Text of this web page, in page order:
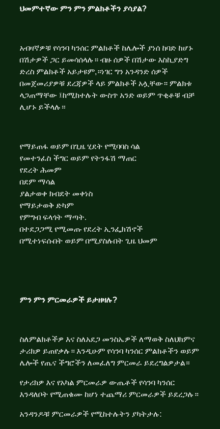
ህመምተኛው ምን ምን ምልክቶችን ያሳያል?
አብዛኛዎቹ የሳንባ ካንሰር ምልክቶች ከሌሎች ያነሰ ከባድ ከሆኑ
በሽታዎች ጋር ይመሳሰላሉ። ብዙ ሰዎች በሽታው እስኪያድግ
ድረስ ምልክቶች አይታዩም,።ነገር ግን አንዳንድ ሰዎች
በመጀመሪያዎቹ ደረጃዎች ላይ ምልክቶች አሏቸው። ምልክቱ
ላጋጠማቸው ፤ከሚከተሉት ውስጥ አንድ ወይም ጥቂቶቹ ብቻ
ሊሆኑ ይችላሉ።
የማይጠፋ ወይም በጊዜ ሂደት የሚባባስ ሳል
የመተንፈስ ችግር ወይም የትንፋሽ ማጠር
የደረት ሕመም
በደም ማሳል
ያልታወቀ ክብደት መቀነስ
የማይታወቅ ድካም
የምግብ ፍላጎት ማጣት.
በተደጋጋሚ የሚመጡ የደረት ኢንፌክሽኖች
በሚተነፍሱበት ወይም በሚያስሉበት ጊዜ ህመም
ምን ምን ምርመራዎች ይታዘዛሉ?
ስለምልክቶችዎ እና ስለአደጋ መንስኤዎች ለማወቅ ስለህክምና
ታሪክዎ ይጠየቃሉ። እንዲሁም የሳንባ ካንሰር ምልክቶችን ወይም
ሌሎች የጤና ችግሮችን ለመፈለግ ምርመራ ይደረግልዎታል።
የታሪክዎ እና የአካል ምርመራዎ ውጤቶች የሳንባ ካንሰር
እንዳለቦት የሚጠቁሙ ከሆነ ተጨማሪ ምርመራዎች ይደረጋሉ።
አንዳንዶቹ ምርመራዎች የሚከተሉትን ያካትታሉ: